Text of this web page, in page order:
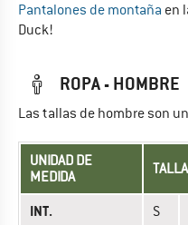
Pantalones de montaña en
Duck!
ROPA - HOMBRE
Las tallas de hombre son
UNIDAD DE
MEDIDA
TALLA
INT. S